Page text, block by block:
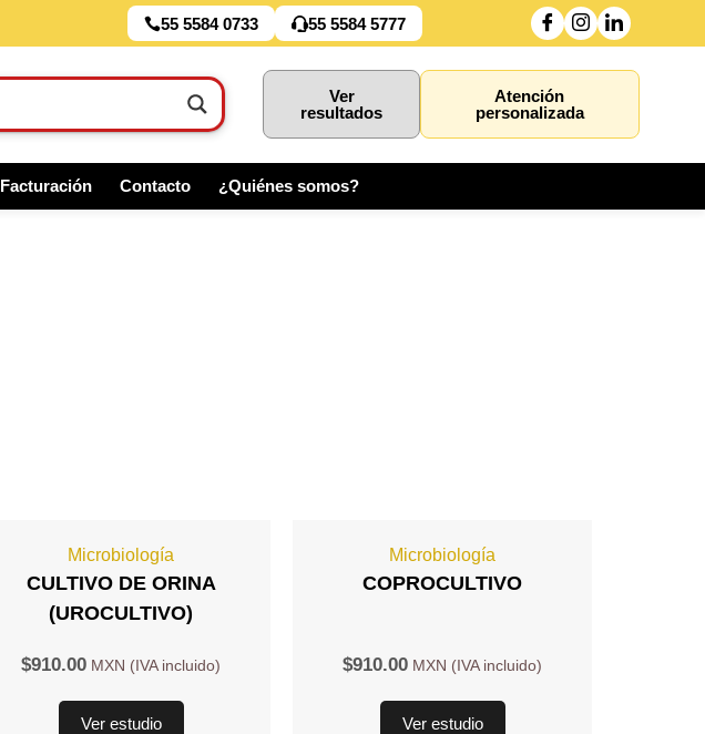
55 5584 0733 55 5584 5777
Ver
resultados
Atención
personalizada
Facturación Contacto ¿Quiénes somos?
Microbiología
CULTIVO DE ORINA
(UROCULTIVO)
$910.00
Ver estudio
Microbiología
COPROCULTIVO
$910.00
Ver estudio